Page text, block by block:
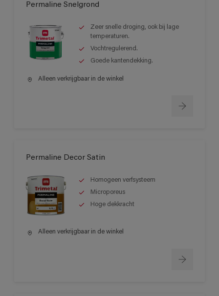
Permaline Snelgrond
Zeer snelle droging, ook bij lage
temperaturen.
Vochtregulerend.
Goede kantendekking.
Alleen verkrijgbaar in de winkel
Permaline Decor Satin
Homogeen verfsysteem
Microporeus
Hoge dekkracht
Alleen verkrijgbaar in de winkel